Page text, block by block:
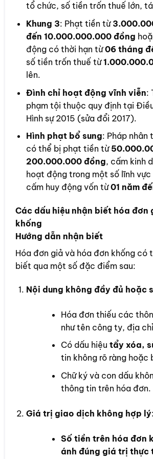
tổ chức, số tiền trốn thuế lớn,
Khung 3: Phạt tiền từ
đến 10.000.000.000 đồng
động có thời hạn từ06 tháng
số tiền trốn thuế từ
lên.
Đình chỉ hoạt động vĩnh viễn:
phạm tội thuộc quy định tại
Hình sự 2015 (sửa đổi 2017).
Hình phạt bổ sung: Pháp nhân
có thể bị phạt tiền từ
200.000.000 đồng, cấm kinh
hoạt động trong một số lĩnh
cấm huy động vốn từ01 năm
Các dấu hiệu nhận biết hóa đơn
khống
Hướng dẫn nhận biết
Hóa đơn giả và hóa đơn khống có
biết qua một số đặc điểm sau:
Nội dung không đầy đủ hoặc
Hóa đơn thiếu các
như tên công ty, địa
Có dấu hiệutẩy xóa,
tin không rõ ràng hoặc
Chữ ký và con dấu
thông tin trên hóa đơn.
Giá trị giao dịch không hợp lý:
Số tiền trên hóa đơn
ánh đúng giá trị thực